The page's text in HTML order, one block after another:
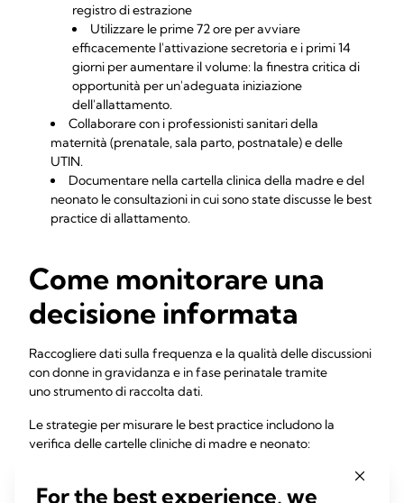
registro di estrazione
Utilizzare le prime 72 ore per avviare
efficacemente l'attivazione secretoria e i primi 14
giorni per aumentare il volume: la finestra critica di
opportunità per un'adeguata iniziazione
dell'allattamento.
Collaborare con i professionisti sanitari della
maternità (prenatale, sala parto, postnatale) e delle
UTIN.
Documentare nella cartella clinica della madre e del
neonato le consultazioni in cui sono state discusse le best
practice di allattamento.
Come monitorare una
decisione informata
Raccogliere dati sulla frequenza e la qualità delle discussioni
con donne in gravidanza e in fase perinatale tramite
uno strumento di raccolta dati.
Le strategie per misurare le best practice includono la
verifica delle cartelle cliniche di madre e neonato:
prenatale sulla scienza dell'LRM per il neonato di UTIN;
For the best experience, we